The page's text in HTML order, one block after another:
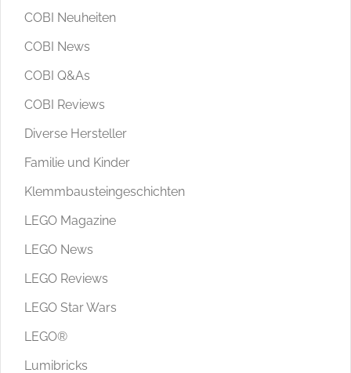
COBI Neuheiten
COBI News
COBI Q&As
COBI Reviews
Diverse Hersteller
Familie und Kinder
Klemmbausteingeschichten
LEGO Magazine
LEGO News
LEGO Reviews
LEGO Star Wars
LEGO®
Lumibricks